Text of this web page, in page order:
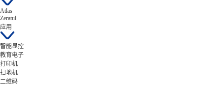
Atlas
Zeratul
应用
智能显控
教育电子
打印机
扫地机
二维码